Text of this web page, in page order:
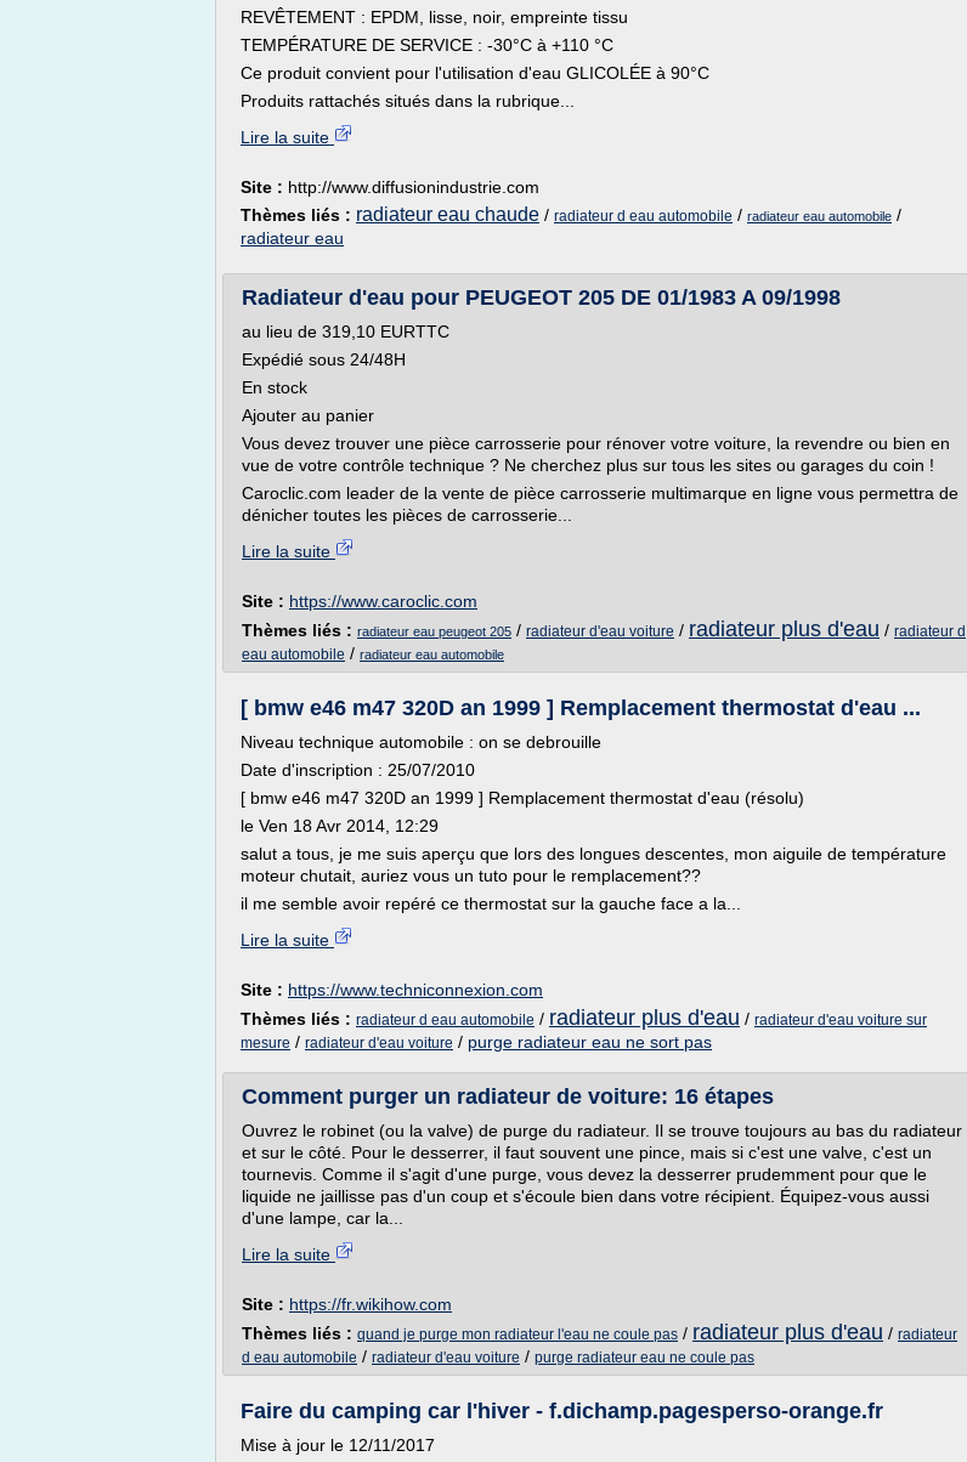
REVÊTEMENT : EPDM, lisse, noir, empreinte tissu
TEMPÉRATURE DE SERVICE : -30°C à +110 °C
Ce produit convient pour l'utilisation d'eau GLICOLÉE à 90°C
Produits rattachés situés dans la rubrique...
Lire la suite
Site : http://www.diffusionindustrie.com
Thèmes liés : radiateur eau chaude / radiateur d eau automobile / radiateur eau automobile /
radiateur eau
Radiateur d'eau pour PEUGEOT 205 DE 01/1983 A 09/1998
au lieu de 319,10 EURTTC
Expédié sous 24/48H
En stock
Ajouter au panier
Vous devez trouver une pièce carrosserie pour rénover votre voiture, la revendre ou bien en
vue de votre contrôle technique ? Ne cherchez plus sur tous les sites ou garages du coin !
Caroclic.com leader de la vente de pièce carrosserie multimarque en ligne vous permettra de
dénicher toutes les pièces de carrosserie...
Lire la suite
Site : https://www.caroclic.com
Thèmes liés : radiateur eau peugeot 205 / radiateur d'eau voiture / radiateur plus d'eau / radiateur d
eau automobile / radiateur eau automobile
[ bmw e46 m47 320D an 1999 ] Remplacement thermostat d'eau ...
Niveau technique automobile : on se debrouille
Date d'inscription : 25/07/2010
[ bmw e46 m47 320D an 1999 ] Remplacement thermostat d'eau (résolu)
le Ven 18 Avr 2014, 12:29
salut a tous, je me suis aperçu que lors des longues descentes, mon aiguile de température
moteur chutait, auriez vous un tuto pour le remplacement??
il me semble avoir repéré ce thermostat sur la gauche face a la...
Lire la suite
Site : https://www.techniconnexion.com
Thèmes liés : radiateur d eau automobile / radiateur plus d'eau / radiateur d'eau voiture sur
mesure / radiateur d'eau voiture / purge radiateur eau ne sort pas
Comment purger un radiateur de voiture: 16 étapes
Ouvrez le robinet (ou la valve) de purge du radiateur. Il se trouve toujours au bas du radiateur
et sur le côté. Pour le desserrer, il faut souvent une pince, mais si c'est une valve, c'est un
tournevis. Comme il s'agit d'une purge, vous devez la desserrer prudemment pour que le
liquide ne jaillisse pas d'un coup et s'écoule bien dans votre récipient. Équipez-vous aussi
d'une lampe, car la...
Lire la suite
Site : https://fr.wikihow.com
Thèmes liés : quand je purge mon radiateur l'eau ne coule pas / radiateur plus d'eau / radiateur
d eau automobile / radiateur d'eau voiture / purge radiateur eau ne coule pas
Faire du camping car l'hiver - f.dichamp.pagesperso-orange.fr
Mise à jour le 12/11/2017